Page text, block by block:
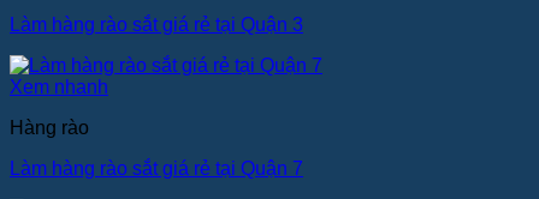
Làm hàng rào sắt giá rẻ tại Quận 3
Xem nhanh
Hàng rào
Làm hàng rào sắt giá rẻ tại Quận 7